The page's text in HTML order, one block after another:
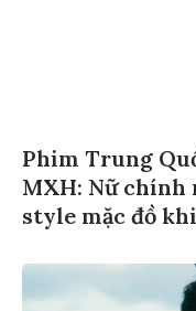
Phim Trung
MXH: Nữ chính
style mặc đồ